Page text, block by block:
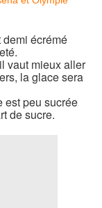
écrémé
vaut mieux aller
la glace sera
est peu sucrée
de sucre.